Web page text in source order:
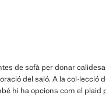
de sofà per donar
del saló. A la
hi ha opcions com el plaid